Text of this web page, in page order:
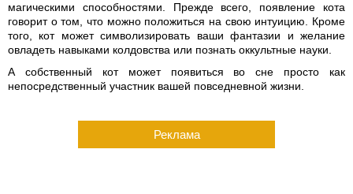
магическими способностями. Прежде всего, появление кота
говорит о том, что можно положиться на свою интуицию. Кроме
того, кот может символизировать ваши фантазии и желание
овладеть навыками колдовства или познать оккультные науки.
А собственный кот может появиться во сне просто как
непосредственный участник вашей повседневной жизни.
Реклама